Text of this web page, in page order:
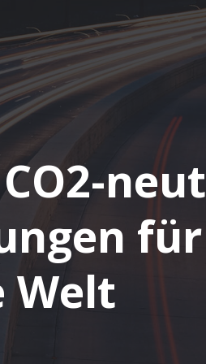
Welt